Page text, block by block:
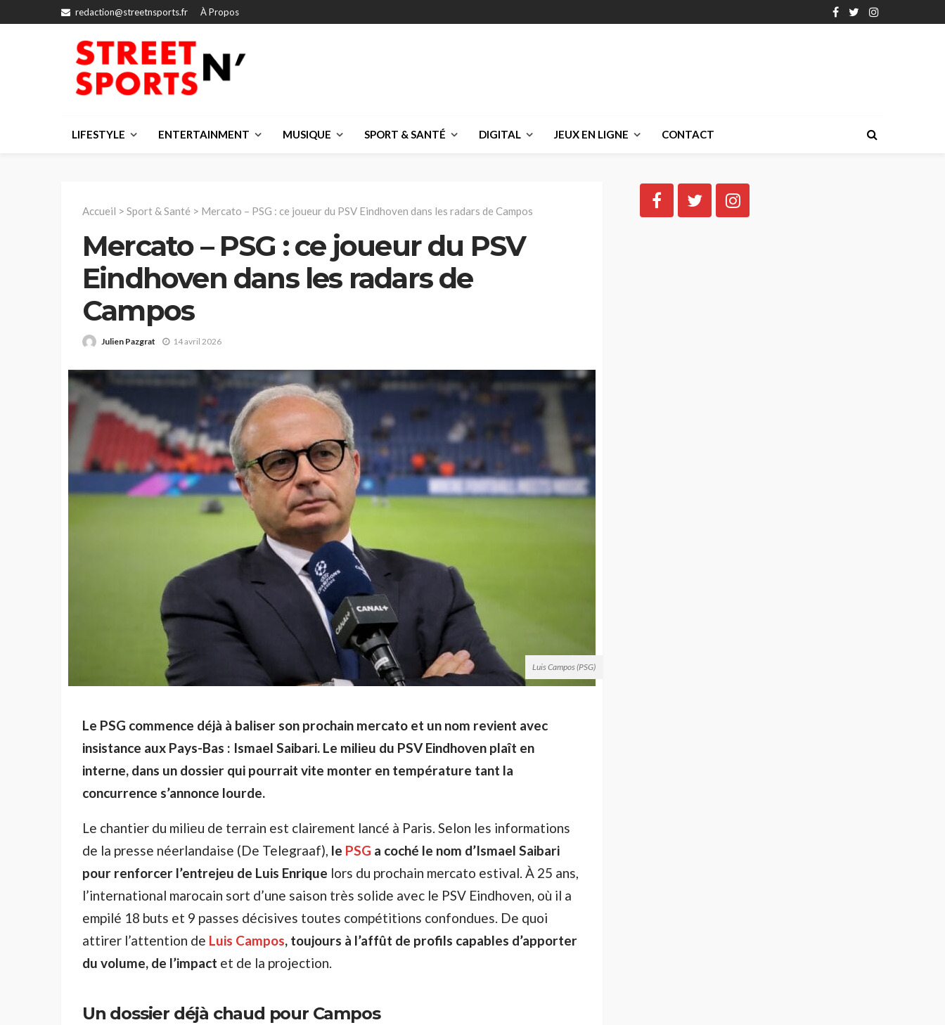
redaction@streetnsports.fr À Propos
LIFESTYLE ENTERTAINMENT MUSIQUE SPORT & SANTÉ DIGITAL JEUX EN LIGNE CONTACT
Accueil > Sport & Santé > Mercato – PSG : ce joueur du PSV Eindhoven dans les radars de Campos
Mercato – PSG : ce joueur du PSV
Eindhoven dans les radars de
Campos
Julien Pazgrat 14 avril 2026
Luis Campos (PSG)
Le PSG commence déjà à baliser son prochain mercato et un nom revient avec
insistance aux Pays-Bas : Ismael Saibari. Le milieu du PSV Eindhoven plaît en
interne, dans un dossier qui pourrait vite monter en température tant la
concurrence s’annonce lourde.
Le chantier du milieu de terrain est clairement lancé à Paris. Selon les informations
de la presse néerlandaise (De Telegraaf), le PSG a coché le nom d’Ismael Saibari
pour renforcer l’entrejeu de Luis Enrique lors du prochain mercato estival. À 25 ans,
l’international marocain sort d’une saison très solide avec le PSV Eindhoven, où il a
empilé 18 buts et 9 passes décisives toutes compétitions confondues. De quoi
attirer l’attention de Luis Campos, toujours à l’affût de profils capables d’apporter
du volume, de l’impact et de la projection.
Un dossier déjà chaud pour Campos